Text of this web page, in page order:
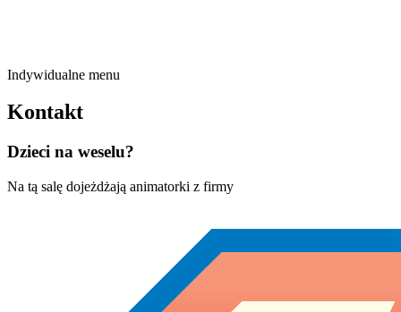
Indywidualne menu
Kontakt
Dzieci na weselu?
Na tą salę dojeżdżają animatorki z firmy